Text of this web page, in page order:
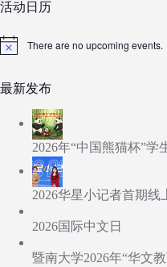
活动日历
N
i
There are no upcoming events.
最新发布
2026年“中国熊猫杯”学
2026华星小记者首期线
2026国际中文日
暨南大学2026年“华文